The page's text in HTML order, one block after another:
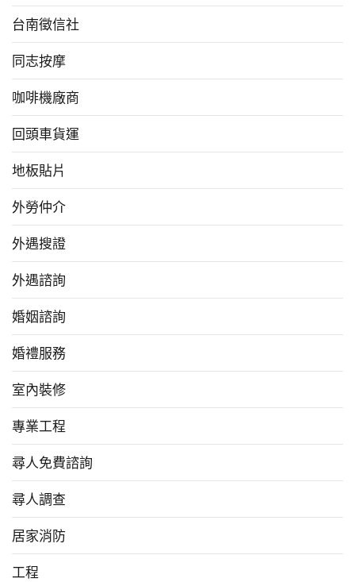
台南徵信社
同志按摩
咖啡機廠商
回頭車貨運
地板貼片
外勞仲介
外遇搜證
外遇諮詢
婚姻諮詢
婚禮服務
室內裝修
專業工程
尋人免費諮詢
尋人調查
居家消防
工程